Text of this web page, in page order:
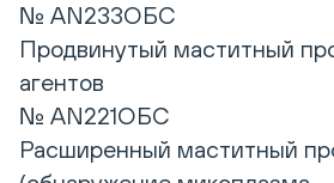
№ AN233ОБС
Продвинутый маститный
агентов
№ AN221ОБС
Расширенный маститный